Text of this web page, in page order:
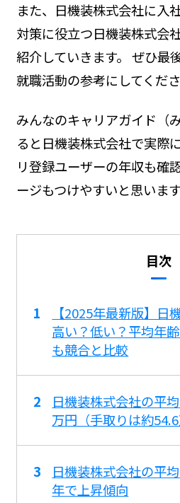
また、日機装株式会社に入
対策に役立つ日機装株式会
紹介していきます。 ぜひ最
就職活動の参考にしてくだ
みんなのキャリアガイド（
ると日機装株式会社で実際
リ登録ユーザーの年収も確
ージもつけやすいと思います
目次
【2025年最新版】日
高い？低い？平均年
も競合と比較
日機装株式会社の平
万円（手取りは約54.6
日機装株式会社の平
年で上昇傾向